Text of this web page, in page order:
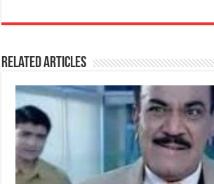
c
e
b
o
o
k
at
s
A
p
ss
n
g
e
itt
r
e
ra
m
ar
Related Articles